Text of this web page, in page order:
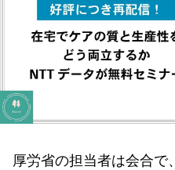
厚労省の担当者は会合